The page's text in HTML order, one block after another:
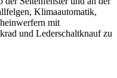
Klimaautomatik,
mit
und Lederschaltknauf zu